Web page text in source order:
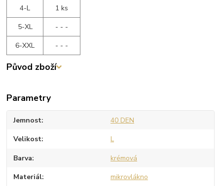
4-L
1 ks
5-XL
- - -
6-XXL
- - -
Původ zboží
Parametry
Jemnost 40 DEN
Velikost L
Barva krémová
Materiál mikrovlákno